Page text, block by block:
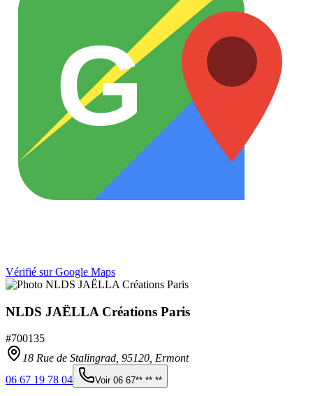
G
Vérifié sur Google Maps
NLDS JAËLLA Créations Paris
#700135
18 Rue de Stalingrad, 95120 Ermont
06 67 19 78 04
Voir 06 67** ** **